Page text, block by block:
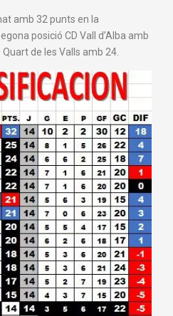
amb 32 punts en la
posició CD Vall d’Alba amb
de les Valls amb 24.